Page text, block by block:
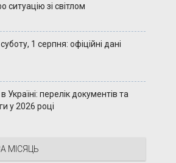
ситуацію зі світлом
1 серпня: офіційні дані
Україні: перелік документів та
у 2026 році
МІСЯЦЬ